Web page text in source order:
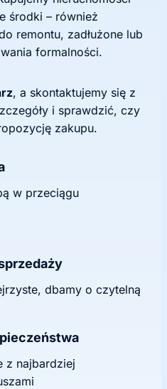
środki – również
remontu, zadłużone lub
formalności.
, a skontaktujemy się z
i sprawdzić, czy
zakupu.
w przeciągu
dbamy o czytelną
z najbardziej